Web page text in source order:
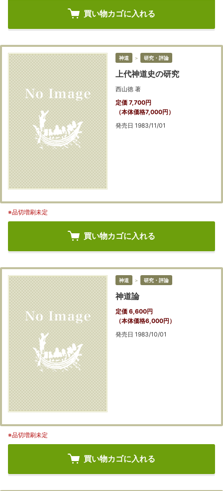
買い物カゴに入れる
神道 ＞ 研究・評論
上代神道史の研究
西山徳 著
定価 7,700円
（本体価格7,000円）
発売日 1983/11/01
※品切増刷未定
買い物カゴに入れる
神道 ＞ 研究・評論
神道論
定価 6,600円
（本体価格6,000円）
発売日 1983/10/01
※品切増刷未定
買い物カゴに入れる